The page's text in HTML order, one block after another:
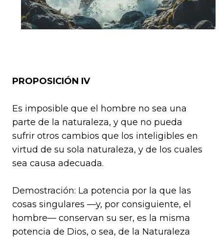
PROPOSICIÓN IV
Es imposible que el hombre no sea una
parte de la naturale­za, y que no pueda
sufrir otros cambios que los inteligibles en
virtud de su sola naturaleza, y de los cuales
sea causa adecuada.
Demostración: La potencia por la que las
cosas singulares —y, por consiguiente, el
hombre— conservan su ser, es la misma
potencia de Dios, o sea, de la Naturaleza